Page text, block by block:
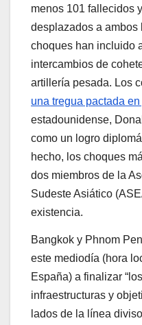
menos 101 fallecidos
desplazados a ambos
choques han incluido
intercambios de
artillería pesada. Los
una tregua pactada
estadounidense,
como un logro
hecho, los choques
dos miembros de la
Sudeste Asiático
existencia.
Bangkok y Phnom
este mediodía (hora
España) a finalizar
infraestructuras y
lados de la línea